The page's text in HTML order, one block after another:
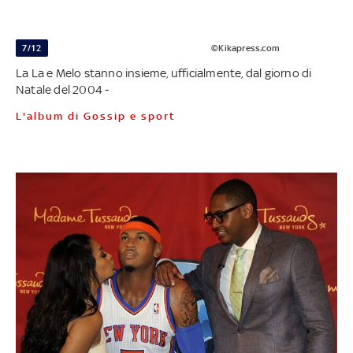
7/12 ©Kikapress.com
La La e Melo stanno insieme, ufficialmente, dal giorno di
Natale del 2004 -
L'album di Gossip e sport